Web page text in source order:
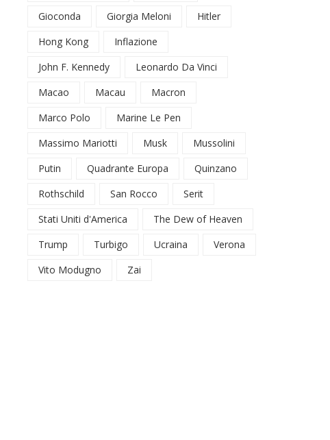
Gioconda
Giorgia Meloni
Hitler
Hong Kong
Inflazione
John F. Kennedy
Leonardo Da Vinci
Macao
Macau
Macron
Marco Polo
Marine Le Pen
Massimo Mariotti
Musk
Mussolini
Putin
Quadrante Europa
Quinzano
Rothschild
San Rocco
Serit
Stati Uniti d'America
The Dew of Heaven
Trump
Turbigo Ucraina
Verona
Vito Modugno
Zai